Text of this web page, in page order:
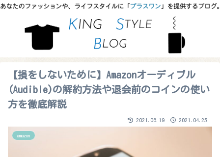
【損をしないために】Amazonオーディブル
(Audible)の解約方法や退会前のコインの使い
方を徹底解説
2021.06.19 2021.04.25
amazon